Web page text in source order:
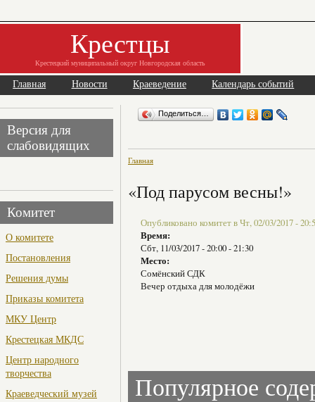
Крестцы
Крестецкий муниципальный округ Новгородская область
Главная Новости Краеведение Календарь событий
Версия для
слабовидящих
Комитет
О комитете
Постановления
Решения думы
Приказы комитета
МКУ Центр
Крестецкая МКДС
Центр народного
творчества
Краеведческий музей
Поделиться…
Главная
«Под парусом весны!»
Опубликовано комитет в Чт, 02/03/2017 -
Время:
Сбт, 11/03/2017 -20:00-21:30
Место:
Сомёнский СДК
Вечер отдыха для молодёжи
Популярное